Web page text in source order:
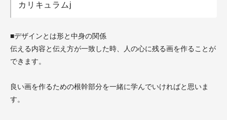
カリキュラムj
■デザインとは形と中身の関係
伝える内容と伝え方が一致した時、人の心に残る画を作ることが
できます。
良い画を作るための根幹部分を一緒に学んでいければと思いま
す。